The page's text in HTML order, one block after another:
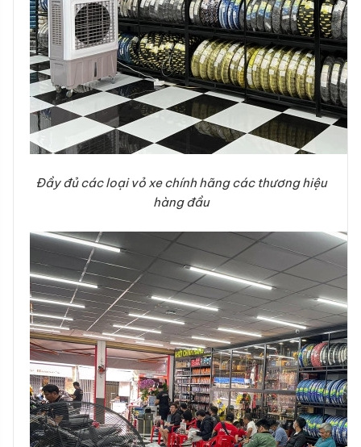
Đầy đủ các loại vỏ xe chính hãng các thương hiệu
hàng đầu